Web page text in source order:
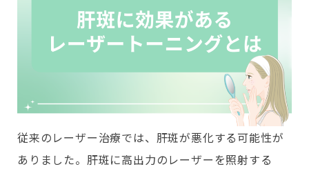
従来のレーザー治療では、肝斑が悪化する可能性が
ありました。肝斑に高出力のレーザーを照射する